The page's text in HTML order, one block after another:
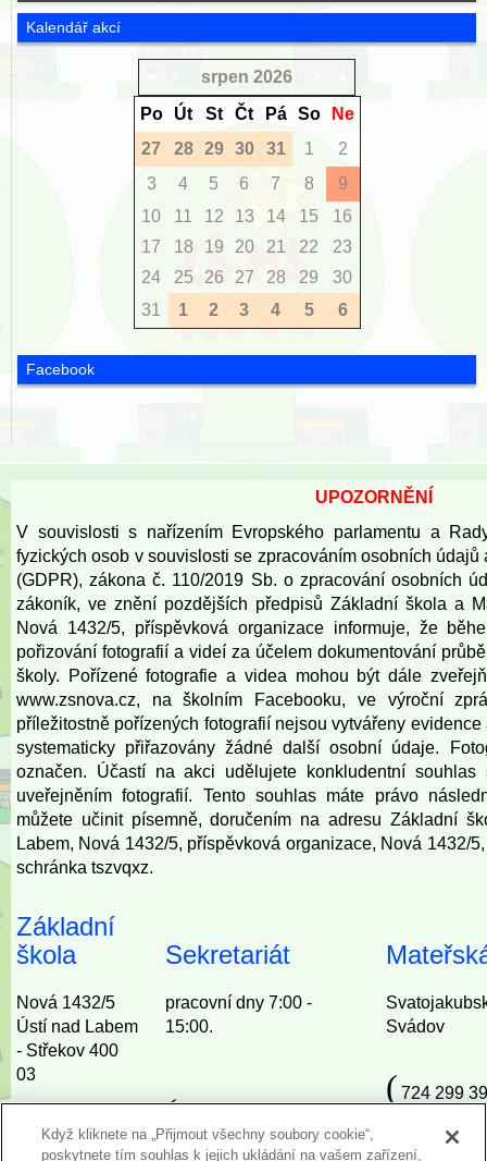
Kalendář akcí
srpen 2026
Po
Út St Čt Pá So
Ne
27
28 29 30 31 1
2
3
4 5 6 7 8
9
10
11 12 13 14 15
16
17
18 19 20 21 22
23
24
25 26 27 28 29
30
31
1 2 3 4 5 6
Facebook
UPOZORNĚNÍ
V souvislosti s nařízením Evropského parlamentu a
fyzických osob v souvislosti se zpracováním osobních
(GDPR), zákona č. 110/2019 Sb. o zpracování osobních
zákoník, ve znění pozdějších předpisů Základní škola a
Nová 1432/5, příspěvková organizace informuje, že
pořizování fotografií a videí za účelem dokumentování
školy. Pořízené fotografie a videa mohou být dále
www.zsnova.cz, na školním Facebooku, ve výroční
příležitostně pořízených fotografií nejsou vytvářeny
systematicky přiřazovány žádné další osobní údaje.
označen. Účastí na akci udělujete konkludentní souhlas
uveřejněním fotografií. Tento souhlas máte právo
můžete učinit písemně, doručením na adresu Základní
Labem, Nová 1432/5, příspěvková organizace, Nová 1432/
schránka tszvqxz.
Základní
škola
Sekretariát
Nová 1432/5
Ústí nad Labem
- Střekov 400
03
724 293 007
pracovní dny 7:00 -
15:00.
(
007
Svádov
( 724 299
724 282
Když kliknete na „Přijmout všechny soubory cookie“,
poskytnete tím souhlas k jejich ukládání na vašem zařízení,